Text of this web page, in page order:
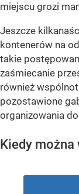
miejscu grozi
Jeszcze
kontenerów na
takie
zaśmiecanie
również
pozostawione
organizowania
Kiedy można